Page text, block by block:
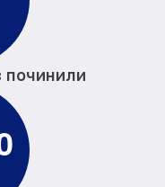
починили